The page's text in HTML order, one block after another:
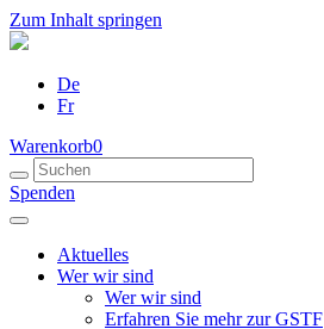
Zum Inhalt springen
De
Fr
Warenkorb0
Spenden
Aktuelles
Wer wir sind
Wer wir sind
Erfahren Sie mehr zur GSTF